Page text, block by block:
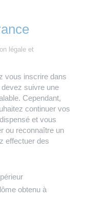
légale et
vous inscrire dans
suivre une
Cependant,
continuer vos
et vous
ou reconnaître un
effectuer des
obtenu à